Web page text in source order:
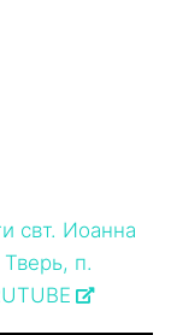
свт. Иоанна
п.